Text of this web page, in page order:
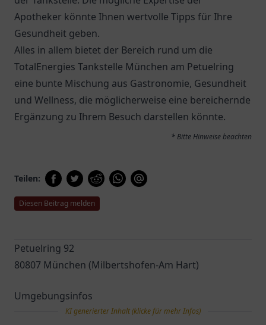
Apotheker könnte Ihnen wertvolle Tipps für Ihre
Gesundheit geben.
Alles in allem bietet der Bereich rund um die
TotalEnergies Tankstelle München am Petuelring
eine bunte Mischung aus Gastronomie, Gesundheit
und Wellness, die möglicherweise eine bereichernde
Ergänzung zu Ihrem Besuch darstellen könnte.
* Bitte Hinweise beachten
Teilen:
Diesen Beitrag melden
Petuelring 92
80807 München (Milbertshofen-Am Hart)
Umgebungsinfos
KI generierter Inhalt (klicke für mehr Infos)